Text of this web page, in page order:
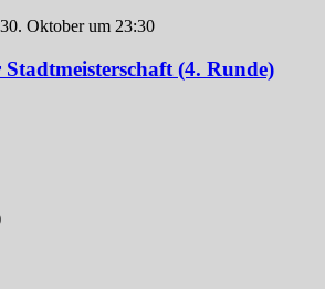
30. Oktober um 23:30
(4. Runde)